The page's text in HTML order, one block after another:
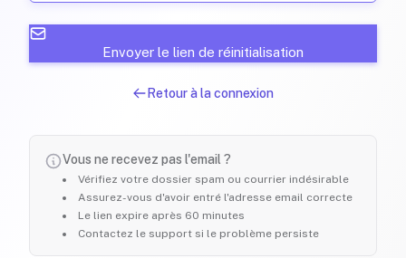
Envoyer le lien de réinitialisation
Retour à la connexion
Vous ne recevez pas l'email ?
Vérifiez votre dossier spam ou courrier indésirable
Assurez-vous d'avoir entré l'adresse email correcte
Le lien expire après 60 minutes
Contactez le support si le problème persiste